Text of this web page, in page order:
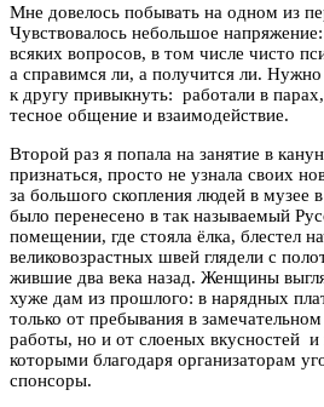
Мне довелось побывать на одном из
Чувствовалось небольшое
всяких вопросов, в том числе чисто
а справимся ли, а получится ли.
к другу привыкнуть: работали в
тесное общение и взаимодействие.
Второй раз я попала на занятие в
признаться, просто не узнала своих
за большого скопления людей в музее
было перенесено в так называемый
помещении, где стояла ёлка, блестел
великовозрастных швей глядели с
жившие два века назад. Женщины
хуже дам из прошлого: в нарядных
только от пребывания в
работы, но и от слоеных вкусностей и
которыми благодаря организаторам
спонсоры.